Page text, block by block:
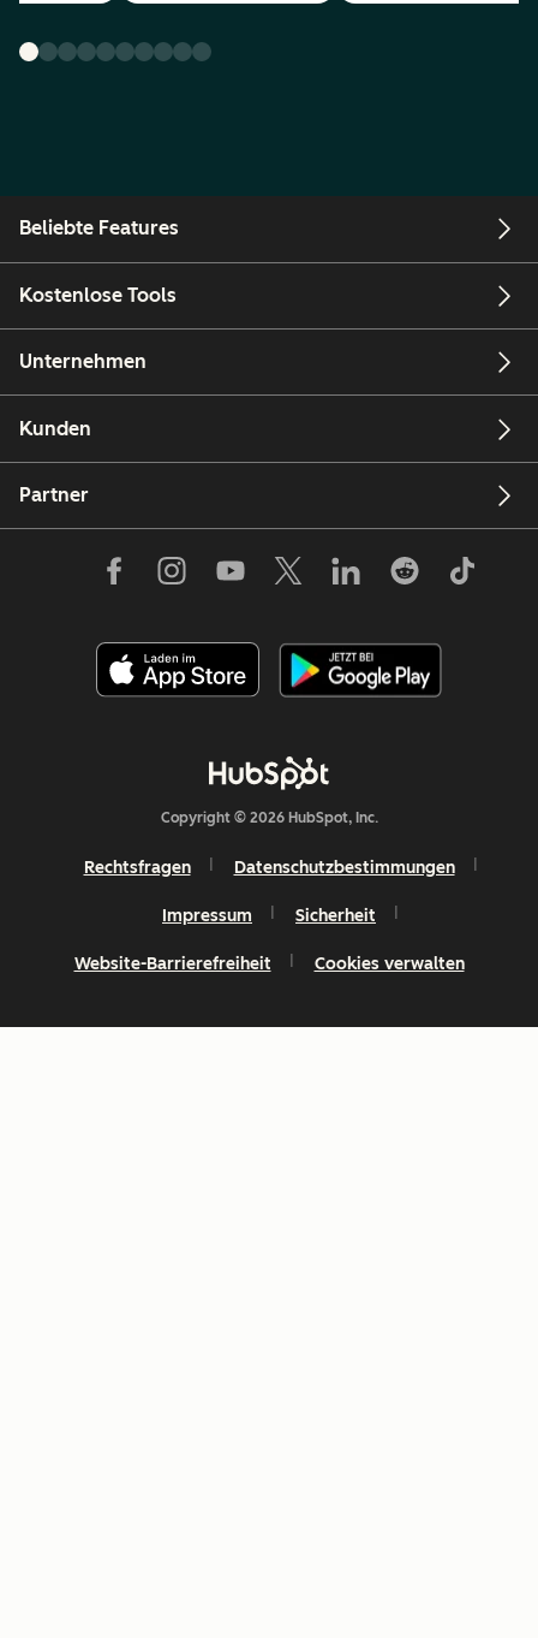
Beliebte Features
Kostenlose Tools
Unternehmen
Kunden
Partner
Copyright © 2026 HubSpot, Inc.
Rechtsfragen Datenschutzbestimmungen
Impressum Sicherheit
Website-Barrierefreiheit Cookies verwalten